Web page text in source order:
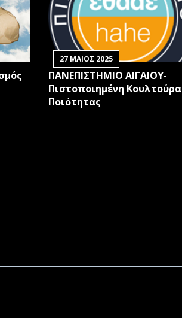
27 ΜΑΙΟΣ 2025
ΠΑΝΕΠΙΣΤΗΜΙΟ ΑΙΓΑΙΟΥ-
Πιστοποιημένη Κουλτούρα
Ποιότητας